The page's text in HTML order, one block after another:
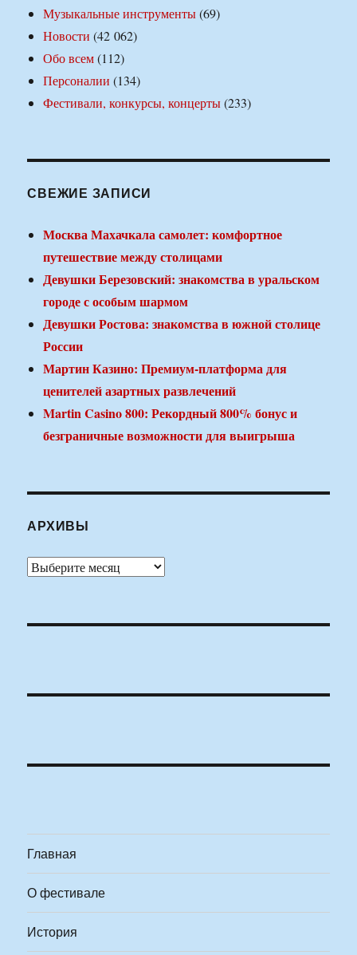
Музыкальные инструменты(69)
Новости (42 062)
Обо всем(112)
Персоналии (134)
Фестивали, конкурсы, концерты(233)
СВЕЖИЕ ЗАПИСИ
Москва Махачкала самолет: комфортное
путешествие между столицами
Девушки Березовский: знакомства в уральском
городе с особым шармом
Девушки Ростова: знакомства в южной столице
России
Мартин Казино: Премиум-платформа для
ценителей азартных развлечений
Martin Casino 800: Рекордный 800% бонус и
безграничные возможности для выигрыша
АРХИВЫ
Архивы
Главная
О фестивале
История